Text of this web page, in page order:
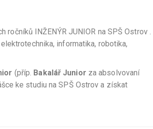
INŽENÝR JUNIOR na SPŠ Ostrov .
informatika, robotika,
(příp. Bakalář Junior za absolvovaní
ke studiu na SPŠ Ostrov a získat